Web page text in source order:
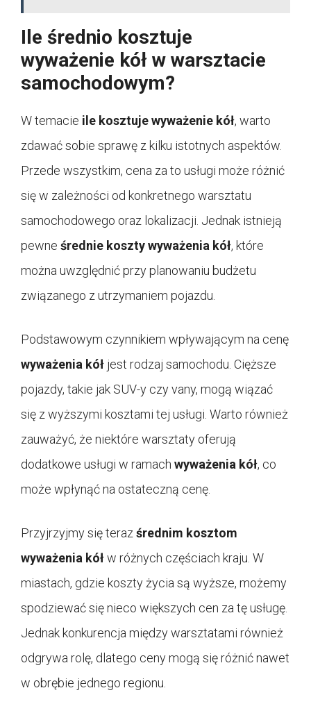
Ile średnio kosztuje
wyważenie kół w warsztacie
samochodowym?
W temacie ile kosztuje wyważenie kół, warto
zdawać sobie sprawę z kilku istotnych aspektów.
Przede wszystkim, cena za to usługi może różnić
się w zależności od konkretnego warsztatu
samochodowego oraz lokalizacji. Jednak istnieją
pewne średnie koszty wyważenia kół, które
można uwzględnić przy planowaniu budżetu
związanego z utrzymaniem pojazdu.
Podstawowym czynnikiem wpływającym na cenę
wyważenia kół jest rodzaj samochodu. Cięższe
pojazdy, takie jak SUV-y czy vany, mogą wiązać
się z wyższymi kosztami tej usługi. Warto również
zauważyć, że niektóre warsztaty oferują
dodatkowe usługi w ramach wyważenia kół, co
może wpłynąć na ostateczną cenę.
Przyjrzyjmy się teraz średnim kosztom
wyważenia kółw różnych częściach kraju. W
miastach, gdzie koszty życia są wyższe, możemy
spodziewać się nieco większych cen za tę usługę.
Jednak konkurencja między warsztatami również
odgrywa rolę, dlatego ceny mogą się różnić nawet
w obrębie jednego regionu.